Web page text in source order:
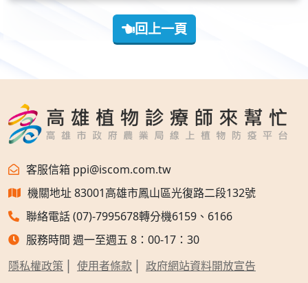
回上一頁
客服信箱 ppi@iscom.com.tw
機關地址 83001高雄市鳳山區光復路二段132號
聯絡電話 (07)-7995678轉分機6159、6166
服務時間 週一至週五 8：00-17：30
隱私權政策
使用者條款 政府網站資料開放宣告